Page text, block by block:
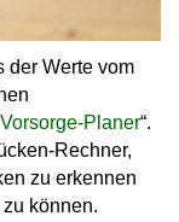
der Werte vom
Planer“.
Rechner,
zu erkennen
können.